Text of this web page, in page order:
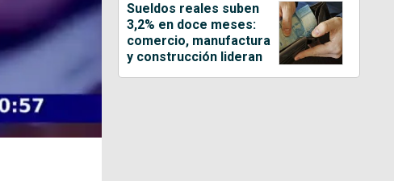
Sueldos reales suben
3,2% en doce meses:
comercio, manufactura
y construcción lideran